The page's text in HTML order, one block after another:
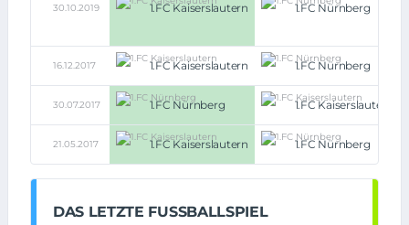
30.10.2019 1.FC Kaiserslautern 1.FC Nürnberg
16.12.2017 1.FC Kaiserslautern 1.FC Nürnberg
30.07.2017 1.FC Nürnberg 1.FC Kaiserslautern
21.05.2017 1.FC Kaiserslautern 1.FC Nürnberg
DAS LETZTE FUSSBALLSPIEL